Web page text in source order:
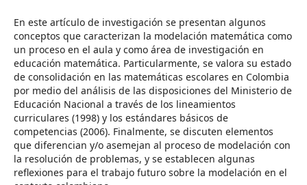
En este artículo de investigación se presentan algunos
conceptos que caracterizan la modelación matemática como
un proceso en el aula y como área de investigación en
educación matemática. Particularmente, se valora su estado
de consolidación en las matemáticas escolares en Colombia
por medio del análisis de las disposiciones del Ministerio de
Educación Nacional a través de los lineamientos
curriculares (1998) y los estándares básicos de
competencias (2006). Finalmente, se discuten elementos
que diferencian y/o asemejan al proceso de modelación con
la resolución de problemas, y se establecen algunas
reflexiones para el trabajo futuro sobre la modelación en el